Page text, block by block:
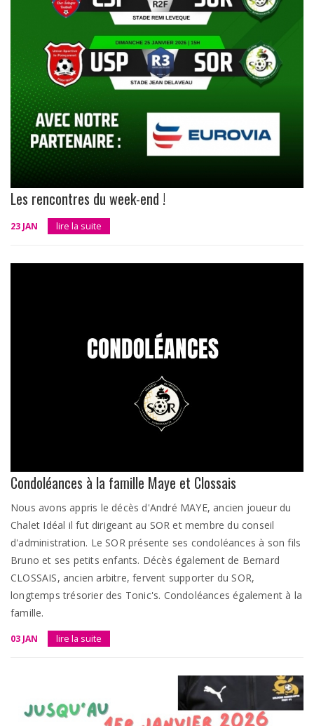
Les rencontres du week-end !
23 JAN lire la suite
Condoléances à la famille Maye et Clossais
Nous avons appris le décès d'André MAYE, ancien joueur du
Chalet Idéal il fut dirigeant au SOR et membre du conseil
d'administration. Le SOR présente ses condoléances à son fils
Bruno et ses petits enfants. Décès également de Bernard
CLOSSAIS, ancien arbitre, fervent supporter du SOR,
longtemps trésorier des Tonic's. Condoléances également à la
famille.
03 JAN lire la suite